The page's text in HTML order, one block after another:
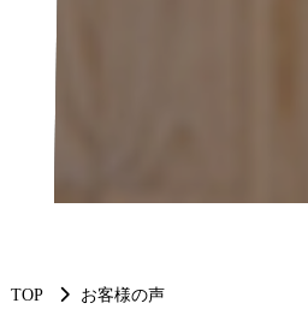
TOP お客様の声